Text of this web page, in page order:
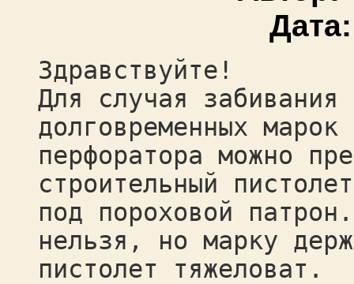
Здравствуйте!
Для случая забивания
долговременных
перфоратора можно
строительный
под пороховой
нельзя, но марку
пистолет тяжеловат.